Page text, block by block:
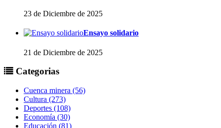
23 de Diciembre de 2025
Ensayo solidario
21 de Diciembre de 2025
Categorias
Cuenca minera (56)
Cultura (273)
Deportes (108)
Economía (30)
Educación (81)